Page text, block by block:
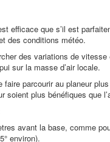
efficace que s’il est
des conditions météo.
des variations de
sur la masse d’air locale.
faire parcourir au planeur
soient plus bénéfiques que
avant la base, comme
environ).